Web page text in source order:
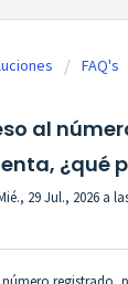
FAQ's
al
¿qué
29 Jul., 2026 a